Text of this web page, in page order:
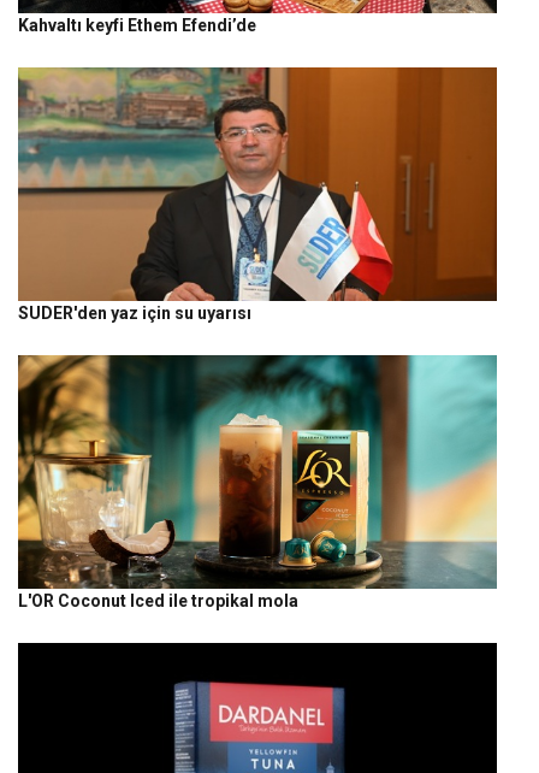
Kahvaltı keyfi Ethem Efendi’de
SUDER'den yaz için su uyarısı
L'OR Coconut Iced ile tropikal mola